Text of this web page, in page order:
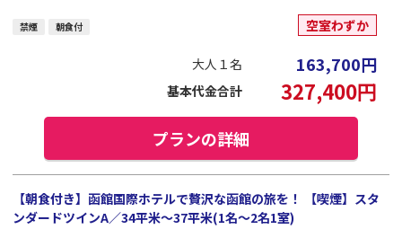
禁煙 朝食付 空室わずか
大人１名 163,700円
基本代金合計 327,400円
プランの詳細
【朝食付き】函館国際ホテルで贅沢な函館の旅を！ 【喫煙】スタ
ンダードツインA／34平米～37平米(1名～2名1室)